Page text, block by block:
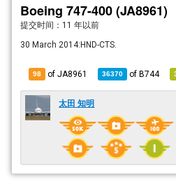
Boeing 747-400 (JA8961)
提交时间： 11 年以前
30 March 2014:HND-CTS.
98 of JA8961 36370 ofB744
太田 知明